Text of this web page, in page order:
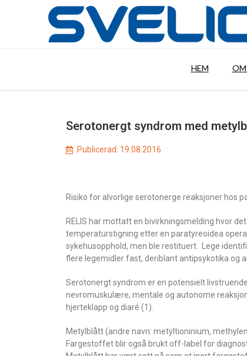
HEM OM
Serotonergt syndrom med
Publicerad: 19.08.2016
Risiko for alvorlige serotonerge reaksjoner hos
RELIS har mottatt en bivirkningsmelding hvor
temperaturstigning etter en paratyreoidea
sykehusopphold, men ble restituert. Lege
flere legemidler fast, deriblant antipsykotika og
Serotonergt syndrom er en potensielt
nevromuskulære, mentale og autonome
hjerteklapp og diaré (1).
Metylblått (andre navn: metyltioninium,
Fargestoffet blir også brukt off-label for